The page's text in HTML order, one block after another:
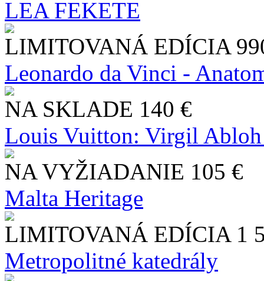
LEA FEKETE
LIMITOVANÁ EDÍCIA
Leonardo da Vinci -
NA SKLADE 140 €
Louis Vuitton: Virgil
NA VYŽIADANIE 105 €
Malta Heritage
LIMITOVANÁ EDÍCIA 1
Metropolitné katedrály